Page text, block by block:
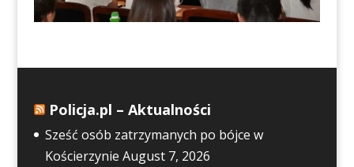
Policja.pl – Aktualności
Sześć osób zatrzymanych po bójce w
Kościerzynie August 7, 2026